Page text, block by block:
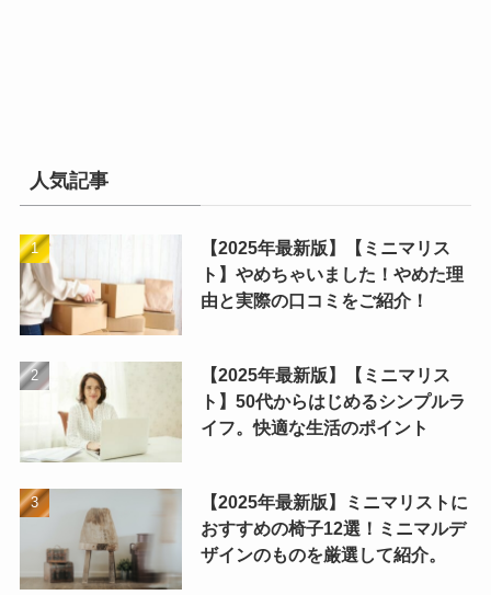
人気記事
【2025年最新版】【ミニマリス
ト】やめちゃいました！やめた理
由と実際の口コミをご紹介！
【2025年最新版】【ミニマリス
ト】50代からはじめるシンプルラ
イフ。快適な生活のポイント
【2025年最新版】ミニマリストに
おすすめの椅子12選！ミニマルデ
ザインのものを厳選して紹介。